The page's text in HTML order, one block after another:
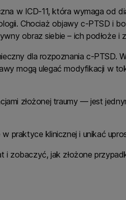
w ICD-11, która wymaga od
Chociaż objawy c-PTSD i
obraz siebie – ich podłoże i
dla rozpoznania c-PTSD.
mogą ulegać modyfikacji w
złożonej traumy — jest
praktyce klinicznej i unikać
zobaczyć, jak złożone